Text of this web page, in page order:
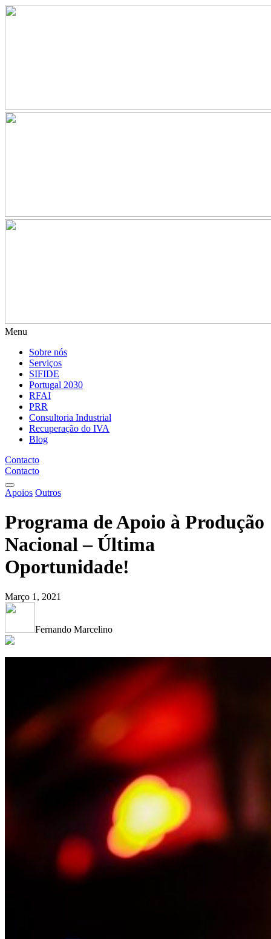
Menu
Sobre nós
Serviços
SIFIDE
Portugal 2030
RFAI
PRR
Consultoria Industrial
Recuperação do IVA
Blog
Contacto
Contacto
Apoios Outros
Programa de Apoio à Produção
Nacional – Última
Oportunidade!
Março 1, 2021
Fernando Marcelino